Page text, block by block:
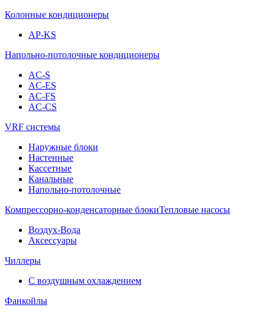
Колонные кондиционеры
AP-KS
Напольно-потолочные кондиционеры
AC-S
AC-ES
AC-FS
AC-CS
VRF системы
Наружные блоки
Настенные
Кассетные
Канальные
Напольно-потолочные
Компрессорно-конденсаторные блокиТепловые насосы
Воздух-Вода
Аксессуары
Чиллеры
С воздушным охлаждением
Фанкойлы